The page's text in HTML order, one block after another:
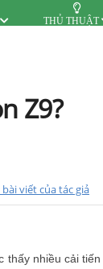
THỦ THUẬT
Z9?
bài viết của tác giả
thấy nhiều cải tiến